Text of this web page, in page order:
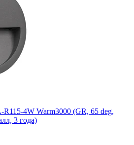
4W Warm3000 (GR, 65 deg,
3 года)